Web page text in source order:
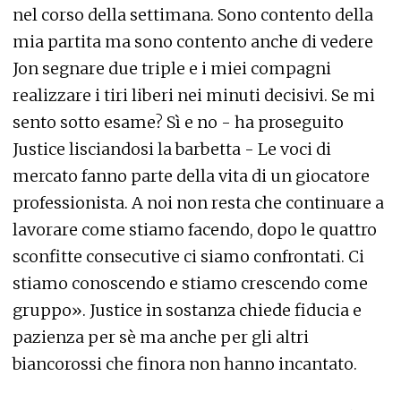
nel corso della settimana. Sono contento della
mia partita ma sono contento anche di vedere
Jon segnare due triple e i miei compagni
realizzare i tiri liberi nei minuti decisivi. Se mi
sento sotto esame? Sì e no - ha proseguito
Justice lisciandosi la barbetta - Le voci di
mercato fanno parte della vita di un giocatore
professionista. A noi non resta che continuare a
lavorare come stiamo facendo, dopo le quattro
sconfitte consecutive ci siamo confrontati. Ci
stiamo conoscendo e stiamo crescendo come
gruppo». Justice in sostanza chiede fiducia e
pazienza per sè ma anche per gli altri
biancorossi che finora non hanno incantato.